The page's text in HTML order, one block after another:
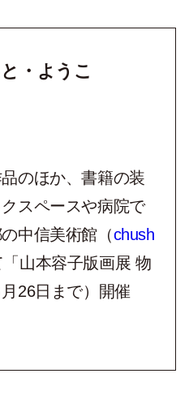
・ようこ
のほか、書籍の装
スペースや病院で
中信美術館（chush
「山本容子版画展 物
26日まで）開催